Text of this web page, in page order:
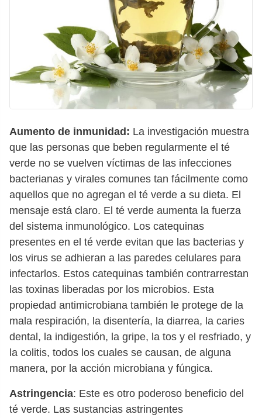
Aumento de inmunidad: La investigación muestra
que las personas que beben regularmente el té
verde no se vuelven víctimas de las infecciones
bacterianas y virales comunes tan fácilmente como
aquellos que no agregan el té verde a su dieta. El
mensaje está claro. El té verde aumenta la fuerza
del sistema inmunológico. Los catequinas
presentes en el té verde evitan que las bacterias y
los virus se adhieran a las paredes celulares para
infectarlos. Estos catequinas también contrarrestan
las toxinas liberadas por los microbios. Esta
propiedad antimicrobiana también le protege de la
mala respiración, la disentería, la diarrea, la caries
dental, la indigestión, la gripe, la tos y el resfriado, y
la colitis, todos los cuales se causan, de alguna
manera, por la acción microbiana y fúngica.
Astringencia: Este es otro poderoso beneficio del
té verde. Las sustancias astringentes